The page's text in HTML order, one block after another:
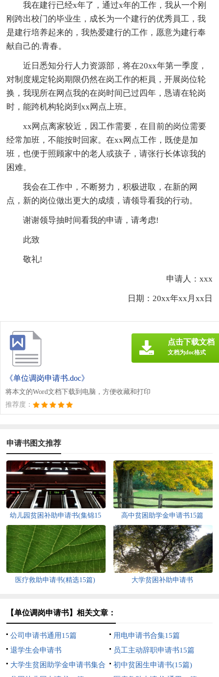
我在建行已经x年了，通过x年的工作，我从一个刚
刚跨出校门的毕业生，成长为一个建行的优秀員工，我
是建行培养起来的，我热爱建行的工作，愿意为建行奉
献自己的.青春。
近日悉知分行人力资源部，将在20xx年第一季度，
对制度规定轮岗期限仍然在岗工作的柜員，开展岗位轮
换，我现所在网点我的在岗时间已过四年，恳请在轮岗
时，能跨机构轮岗到xx网点上班。
xx网点离家较近，因工作需要，在目前的岗位需要
经常加班，不能按时回家。在xx网点工作，既使是加
班，也便于照顾家中的老人或孩子，请张行长体谅我的
困难。
我会在工作中，不断努力，积极进取，在新的网
点，新的岗位做出更大的成绩，请领导看我的行动。
谢谢领导抽时间看我的申请，请考虑!
此致
敬礼!
申请人：xxx
日期：20xx年xx月xx日
《单位调岗申请书.doc》
将本文的Word文档下载到电脑，方便收藏和打印
推荐度：
点击下载文档
文档为doc格式
申请书图文推荐
幼儿园贫困补助申请书(集锦15
篇)
高中贫困助学金申请书15篇
医疗救助申请书(精选15篇) 大学贫困补助申请书
【单位调岗申请书】相关文章：
公司申请书通用15篇
用电申请书合集15篇
退学生会申请书
员工主动辞职申请书15篇
大学生贫困助学金申请书集合
初中贫困生申请书(15篇)